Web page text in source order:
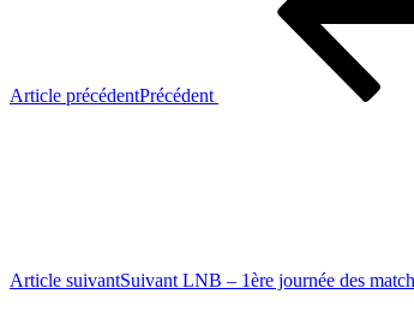
Article précédentPrécédent
Article suivantSuivant LNB – 1ère journée des